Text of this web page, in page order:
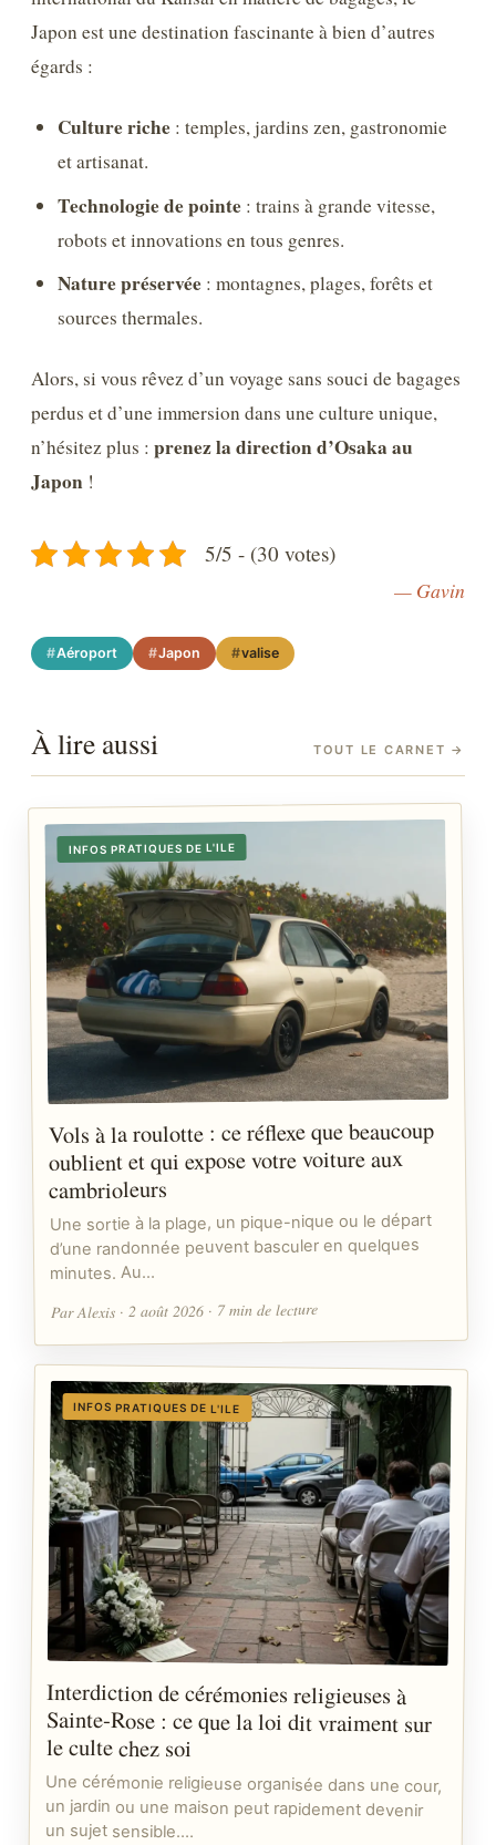
Japon est une destination fascinante à bien d’autres
égards :
Culture riche : temples, jardins zen, gastronomie
et artisanat.
Technologie de pointe : trains à grande vitesse,
robots et innovations en tous genres.
Nature préservée : montagnes, plages, forêts et
sources thermales.
Alors, si vous rêvez d’un voyage sans souci de bagages
perdus et d’une immersion dans une culture unique,
n’hésitez plus : prenez la direction d’Osaka au
Japon !
5/5 - (30 votes)
— Gavin
Aéroport Japon valise
À lire aussi TOUT LE CARNET →
INFOS PRATIQUES DE L'ILE
Vols à la roulotte : ce réflexe que beaucoup
oublient et qui expose votre voiture aux
cambrioleurs
Une sortie à la plage, un pique-nique ou le départ
d’une randonnée peuvent basculer en quelques
minutes. Au…
Par Alexis · 2 août 2026 · 7 min de lecture
INFOS PRATIQUES DE L'ILE
Interdiction de cérémonies religieuses à
Sainte-Rose : ce que la loi dit vraiment sur
le culte chez soi
Une cérémonie religieuse organisée dans une cour,
un jardin ou une maison peut rapidement devenir
un sujet sensible.…